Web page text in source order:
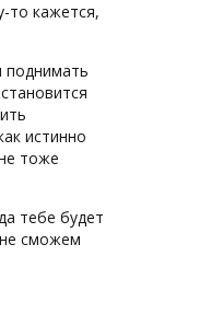
то кажется,
поднимать
истинно
тоже
тебе будет
сможем